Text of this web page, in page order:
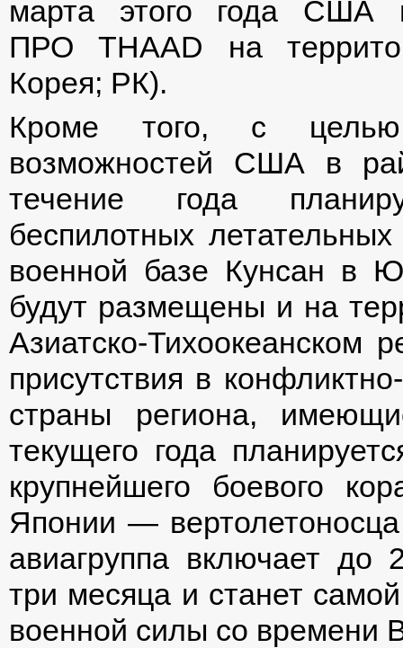
марта этого года США
ПРО THAAD на
Корея; РК).
Кроме того, с целью
возможностей США в
течение года
беспилотных
военной базе Кунсан в
будут размещены и на
Азиатско-Тихоокеанском
присутствия в
страны региона,
текущего года
крупнейшего боевого
Японии —
авиагруппа включает до
три месяца и станет
военной силы со времени